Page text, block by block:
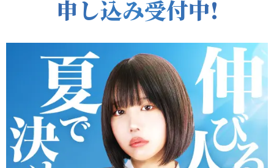
申し込み受付中!